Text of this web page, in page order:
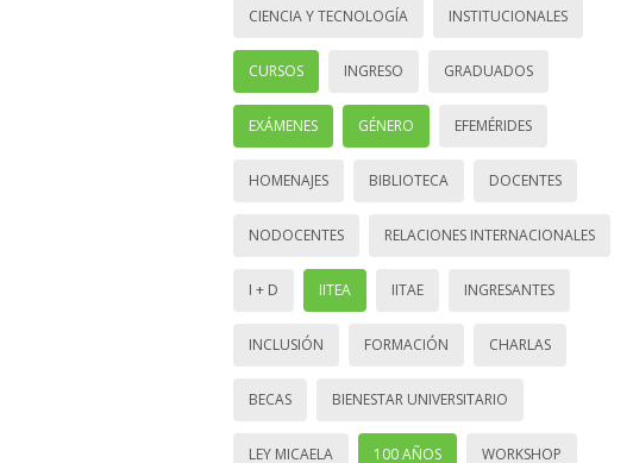
CIENCIA Y TECNOLOGÍA INSTITUCIONALES
CURSOS INGRESO GRADUADOS
EXÁMENES GÉNERO EFEMÉRIDES
HOMENAJES BIBLIOTECA DOCENTES
NODOCENTES RELACIONES INTERNACIONALES
I + D IITEA IITAE INGRESANTES
INCLUSIÓN FORMACIÓN CHARLAS
BECAS BIENESTAR UNIVERSITARIO
LEY MICAELA 100 AÑOS WORKSHOP